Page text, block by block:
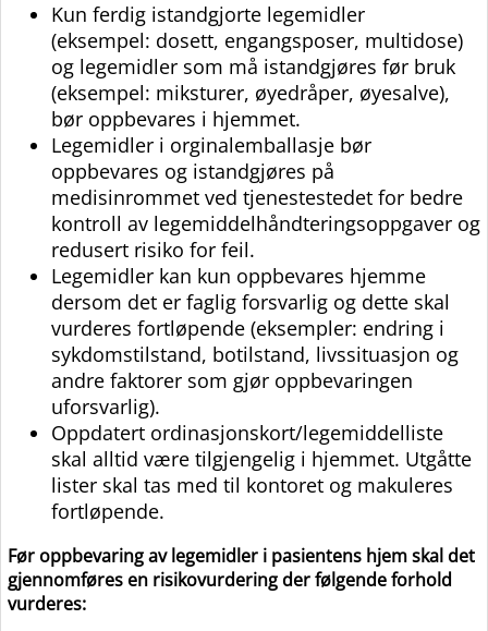
Kun ferdig istandgjorte legemidler
(eksempel: dosett, engangsposer, multidose)
og legemidler som må istandgjøres før bruk
(eksempel: miksturer, øyedråper, øyesalve),
bør oppbevares i hjemmet.
Legemidler i orginalemballasje bør
oppbevares og istandgjøres på
medisinrommet ved tjenestestedet for bedre
kontroll av legemiddelhåndteringsoppgaver og
redusert risiko for feil.
Legemidler kan kun oppbevares hjemme
dersom det er faglig forsvarlig og dette skal
vurderes fortløpende (eksempler: endring i
sykdomstilstand, botilstand, livssituasjon og
andre faktorer som gjør oppbevaringen
uforsvarlig).
Oppdatert ordinasjonskort/legemiddelliste
skal alltid være tilgjengelig i hjemmet. Utgåtte
lister skal tas med til kontoret og makuleres
fortløpende.
Før oppbevaring av legemidler i pasientens hjem skal det
gjennomføres en risikovurdering der følgende forhold
vurderes: